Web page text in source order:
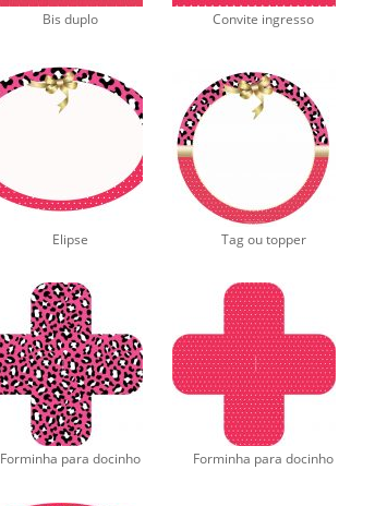
Bis duplo Convite ingresso
Elipse Tag ou topper
Forminha para docinho Forminha para docinho